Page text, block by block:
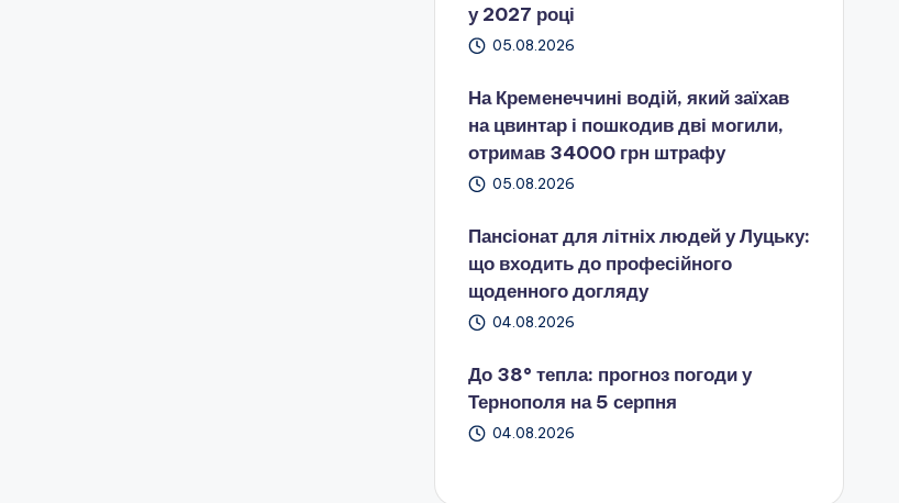
у 2027 році
05.08.2026
На Кременеччині водій, який заїхав
на цвинтар і пошкодив дві могили,
отримав 34000 грн штрафу
05.08.2026
Пансіонат для літніх людей у Луцьку:
що входить до професійного
щоденного догляду
04.08.2026
До 38° тепла: прогноз погоди у
Тернополя на 5 серпня
04.08.2026